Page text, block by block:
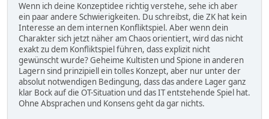
Wenn ich deine Konzeptidee richtig verstehe, sehe ich aber
ein paar andere Schwierigkeiten. Du schreibst, die ZK hat kein
Interesse an dem internen Konfliktspiel. Aber wenn dein
Charakter sich jetzt näher am Chaos orientiert, wird das nicht
exakt zu dem Konfliktspiel führen, dass explizit nicht
gewünscht wurde? Geheime Kultisten und Spione in anderen
Lagern sind prinzipiell ein tolles Konzept, aber nur unter der
absolut notwendigen Bedingung, dass das andere Lager ganz
klar Bock auf die OT-Situation und das IT entstehende Spiel hat.
Ohne Absprachen und Konsens geht da gar nichts.